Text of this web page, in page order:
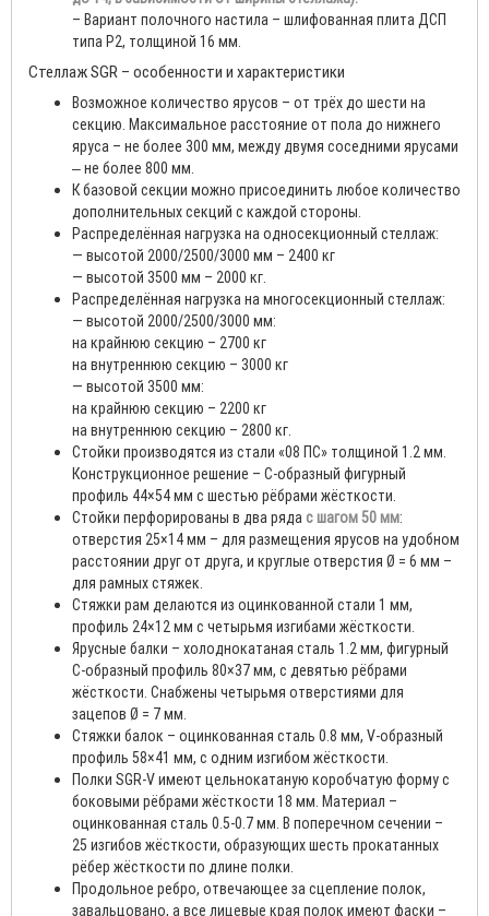
– Вариант полочного настила – шлифованная плита ДСП
типа Р2, толщиной 16 мм.
Стеллаж SGR – особенности и характеристики
Возможное количество ярусов – от трёх до шести на
секцию. Максимальное расстояние от пола до нижнего
яруса – не более 300 мм, между двумя соседними ярусами
‒ не более 800 мм.
К базовой секции можно присоединить любое количество
дополнительных секций с каждой стороны.
Распределённая нагрузка на односекционный стеллаж:
— высотой 2000/2500/3000 мм – 2400 кг
— высотой 3500 мм – 2000 кг.
Распределённая нагрузка на многосекционный стеллаж:
— высотой 2000/2500/3000 мм:
на крайнюю секцию – 2700 кг
на внутреннюю секцию – 3000 кг
— высотой 3500 мм:
на крайнюю секцию – 2200 кг
на внутреннюю секцию – 2800 кг.
Стойки производятся из стали «08 ПС» толщиной 1.2 мм.
Конструкционное решение – С-образный фигурный
профиль 44×54 мм с шестью рёбрами жёсткости.
Стойки перфорированы в два ряда с шагом 50 мм:
отверстия 25×14 мм – для размещения ярусов на удобном
расстоянии друг от друга, и круглые отверстия Ø = 6 мм –
для рамных стяжек.
Стяжки рам делаются из оцинкованной стали 1 мм,
профиль 24×12 мм с четырьмя изгибами жёсткости.
Ярусные балки – холоднокатаная сталь 1.2 мм, фигурный
С-образный профиль 80×37 мм, с девятью рёбрами
жёсткости. Снабжены четырьмя отверстиями для
зацепов Ø = 7 мм.
Стяжки балок – оцинкованная сталь 0.8 мм, V-образный
профиль 58×41 мм, с одним изгибом жёсткости.
Полки SGR-V имеют цельнокатаную коробчатую форму с
боковыми рёбрами жёсткости 18 мм. Материал –
оцинкованная сталь 0.5-0.7 мм. В поперечном сечении –
25 изгибов жёсткости, образующих шесть прокатанных
рёбер жёсткости по длине полки.
Продольное ребро, отвечающее за сцепление полок,
завальцовано, а все лицевые края полок имеют фаски –